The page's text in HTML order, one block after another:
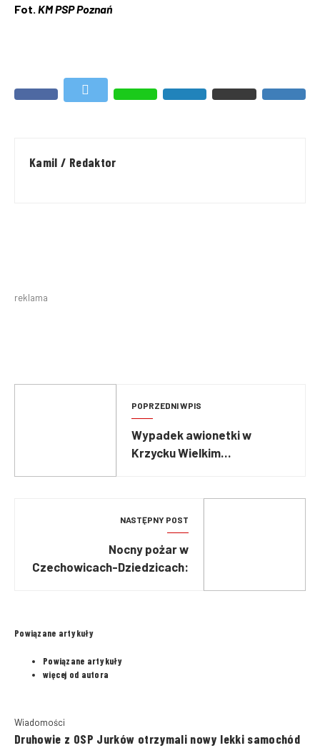
Fot. KM PSP Poznań
Kamil / Redaktor
reklama
POPRZEDNI WPIS
Wypadek awionetki w
Krzycku Wielkim
NASTĘPNY POST
Nocny pożar w
Czechowicach-Dziedzicach:
Powiązane artykuły
Powiązane artykuły
więcej od autora
Wiadomości
Druhowie z OSP Jurków otrzymali nowy lekki samochód